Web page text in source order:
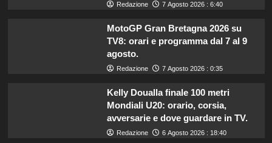
Redazione 7 Agosto 2026 : 6:40
MotoGP Gran Bretagna 2026 su
TV8: orari e programma dal 7 al 9
agosto.
Redazione 7 Agosto 2026 : 0:35
Kelly Doualla finale 100 metri
Mondiali U20: orario, corsia,
avversarie e dove guardare in TV.
Redazione 6 Agosto 2026 : 18:40